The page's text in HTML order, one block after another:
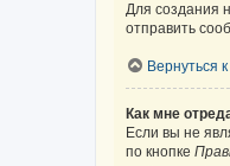
Для создания
отправить
Вернуться
Как мне
Если вы не
по кнопке